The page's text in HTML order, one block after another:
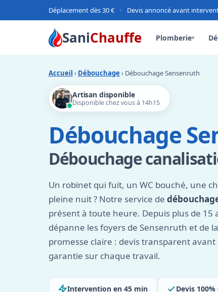
Déplacement dès 30 € • Devis annoncé avant
SaniChauffe Plomberie▾
Accueil › Débouchage › Débouchage Sensenruth
Artisan disponible
Disponible chez vous à 14h15
Débouchage
Débouchage
Un robinet qui fuit, un WC bouché, une
pleine nuit ? Notre service de
présent à toute heure. Depuis plus de 15
dépanne les foyers de Sensenruth et de
promesse claire : devis transparent
garantie sur chaque travail.
Intervention en 45 min Devis